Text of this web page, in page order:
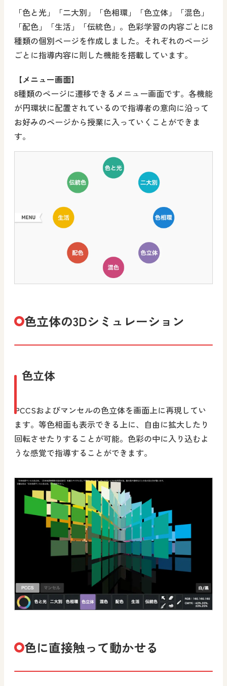
「色と光」「二大別」「色相環」「色立体」「混色」
「配色」「生活」「伝統色」。色彩学習の内容ごとに8
種類の個別ページを作成しました。それぞれのページ
ごとに指導内容に則した機能を搭載しています。
【メニュー画面】
8種類のページに遷移できるメニュー画面です。各機能
が円環状に配置されているので指導者の意向に沿って
お好みのページから授業に入っていくことができま
す。
色立体の3Dシミュレーション
色立体
PCCSおよびマンセルの色立体を画面上に再現してい
ます。等色相面も表示できる上に、自由に拡大したり
回転させたりすることが可能。色彩の中に入り込むよ
うな感覚で指導することができます。
色に直接触って動かせる